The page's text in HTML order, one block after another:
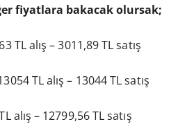
fiyatlara bakacak olursak;
TL alış – 3011,89 TL satış
TL alış – 13044 TL satış
alış – 12799,56 TL satış